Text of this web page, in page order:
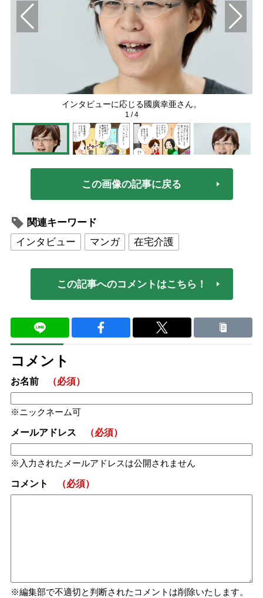
インタビューに応じる國廣幸亜さん。
1 /4
この画像の記事に戻る
関連キーワード
インタビュー
マンガ 在宅介護
この記事へのコメントはこちら！
コメント
お名前 （必須）
ニックネーム可
メールアドレス （必須）
入力されたメールアドレスは公開されません
コメント （必須）
編集部で不適切と判断されたコメントは削除いたします。